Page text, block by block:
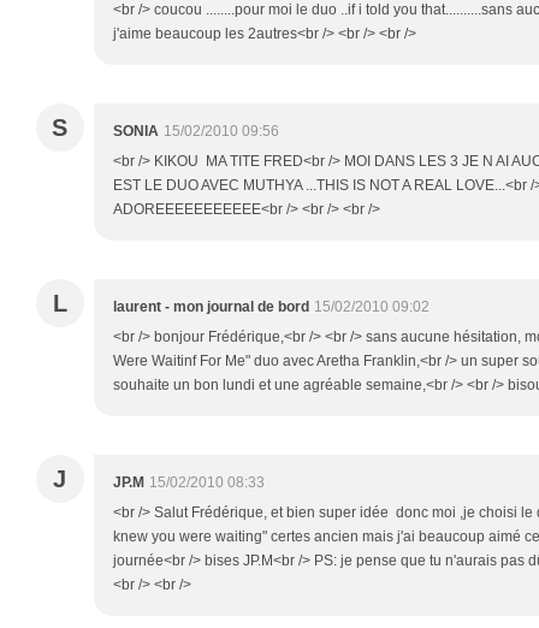
<br /> coucou ........pour moi le duo ..if i told you that..........sans
j'aime beaucoup les 2autres<br /> <br /> <br />
S SONIA 15/02/2010 09:56
<br /> KIKOU MA TITE FRED<br /> MOI DANS LES 3 JE N AI
EST LE DUO AVEC MUTHYA ...THIS IS NOT A REAL LOVE...<br /
ADOREEEEEEEEEEE<br /> <br /> <br />
L laurent - mon journal de bord 15/02/2010 09:02
<br /> bonjour Frédérique,<br /> <br /> sans aucune hésitation,
Were Waitinf For Me" duo avec Aretha Franklin,<br /> un super
souhaite un bon lundi et une agréable semaine,<br /> <br />
J JP.M 15/02/2010 08:33
<br /> Salut Frédérique, et bien super idée donc moi ,je choisi le
knew you were waiting" certes ancien mais j'ai beaucoup aimé
journée<br /> bises JP.M<br /> PS: je pense que tu n'aurais pas
<br /> <br />